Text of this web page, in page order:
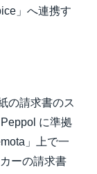
」へ連携す
の請求書のス
に準拠
」上で一
ーの請求書